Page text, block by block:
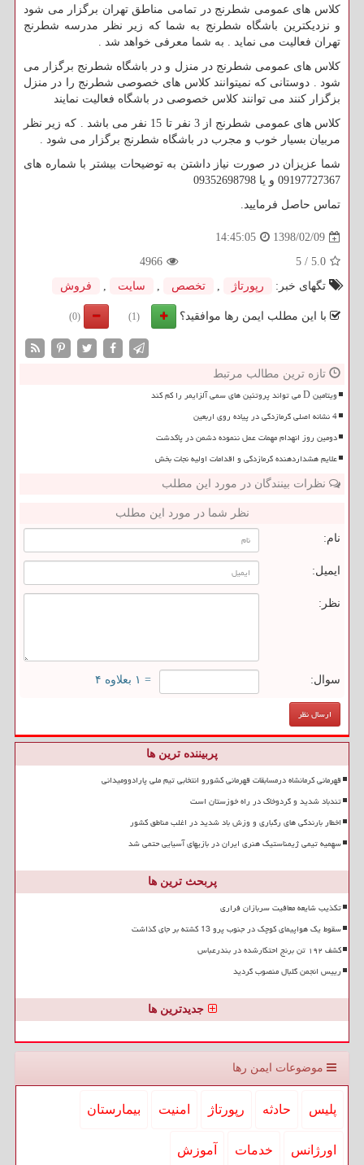
کلاس های عمومی شطرنج در تمامی مناطق تهران برگزار می شود
و نزدیکترین باشگاه شطرنج به شما که زیر نظر مدرسه شطرنج
تهران فعالیت می نماید . به شما معرفی خواهد شد .
کلاس های عمومی شطرنج در منزل و در باشگاه شطرنج برگزار می
شود . دوستانی که نمیتوانند کلاس های خصوصی شطرنج را در منزل
بزگزار کنند می توانند کلاس خصوصی در باشگاه فعالیت نمایند
کلاس های عمومی شطرنج از 3 نفر تا 15 نفر می باشد . که زیر نظر
مربیان بسیار خوب و مجرب در باشگاه شطرنج برگزار می شود .
شما عزیزان در صورت نیاز داشتن به توضیحات بیشتر با شماره های
09197727367 و یا 09352698798
تماس حاصل فرمایید.
1398/02/09
14:45:05
5.0
/
5
4966
تگهای خبر:
رپورتاژ , تخصص , سایت , فروش
با این مطلب ایمن رها موافقید؟ (1)
(0)
تازه ترین مطالب مرتبط
ویتامین D می تواند پروتئین های سمی آلزایمر را کم کند
4 نشانه اصلی گرمازدگی در پیاده روی اربعین
دومین روز انهدام مهمات عمل ننموده دشمن در پاکدشت
علایم هشداردهنده گرمازدگی و اقدامات اولیه نجات بخش
نظرات بینندگان در مورد این مطلب
نظر شما در مورد این مطلب
نام:
ایمیل:
نظر:
سوال: = ۱ بعلاوه ۴
پربیننده ترین ها
قهرمانی کرمانشاه درمسابقات قهرمانی کشورو انتخابی تیم ملی پارادوومیدانی
تندباد شدید و گردوخاک در راه خوزستان است
اخطار بارندگی های رگباری و وزش باد شدید در اغلب مناطق کشور
سهمیه تیمی ژیمناستیک هنری ایران در بازیهای آسیایی حتمی شد
پربحث ترین ها
تکذیب شایعه معافیت سربازان فراری
سقوط یک هواپیمای کوچک در جنوب پرو 13 کشته بر جای گذاشت
کشف ۱۹۲ تن برنج احتکارشده در بندرعباس
رییس انجمن گلبال منصوب گردید
جدیدترین ها
موضوعات ایمن رها
پلیس حادثه رپورتاژ امنیت بیمارستان
اورژانس خدمات آموزش